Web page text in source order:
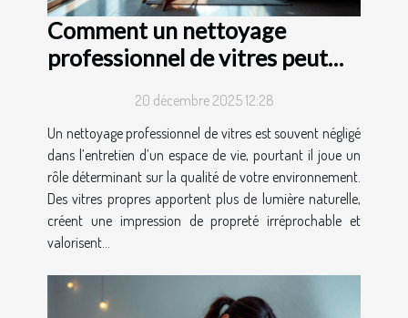
Comment un nettoyage
professionnel de vitres peut
20 décembre 2025 12:28
Un nettoyage professionnel de vitres est souvent négligé
dans l’entretien d’un espace de vie, pourtant il joue un
rôle déterminant sur la qualité de votre environnement.
Des vitres propres apportent plus de lumière naturelle,
créent une impression de propreté irréprochable et
valorisent...